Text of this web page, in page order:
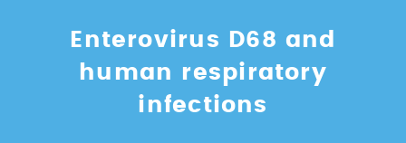
Enterovirus D68 and
human respiratory
infections